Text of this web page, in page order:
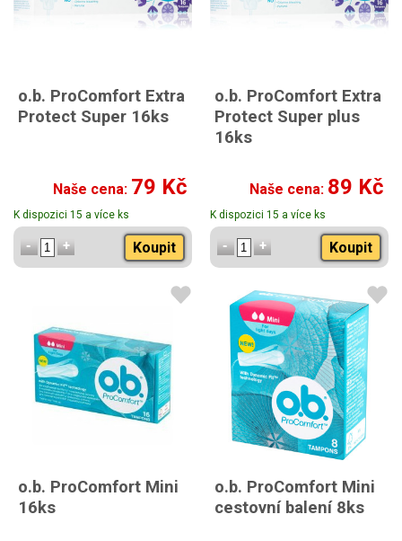
o.b. ProComfort Extra
Protect Super 16ks
Naše cena: 79 Kč
K dispozici 15 a více ks
Koupit
o.b. ProComfort Extra
Protect Super plus
16ks
Naše cena: 89 Kč
K dispozici 15 a více ks
Koupit
o.b. ProComfort Mini
16ks
o.b. ProComfort Mini
cestovní balení 8ks